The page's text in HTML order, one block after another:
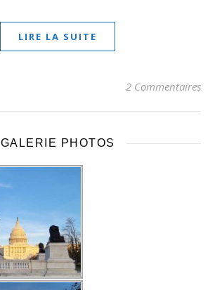
LIRE LA SUITE
2 Commentaires
GALERIE PHOTOS